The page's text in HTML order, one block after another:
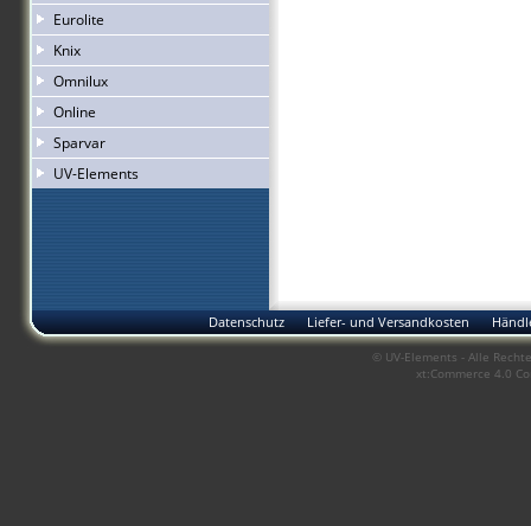
Eurolite
Knix
Omnilux
Online
Sparvar
UV-Elements
Datenschutz Liefer- und Versandkosten
© UV-Elements - Alle
xt:Commerce 4.0